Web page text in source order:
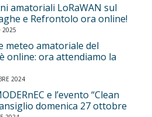
amatoriali LoRaWAN sul
e Refrontolo ora online!
2025
meteo amatoriale del
online: ora attendiamo la
2024
e l’evento “Clean
domenica 27 ottobre